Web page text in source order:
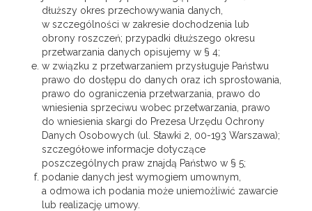
dłuższy okres przechowywania danych,
w szczególności w zakresie dochodzenia lub
obrony roszczeń; przypadki dłuższego okresu
przetwarzania danych opisujemy w § 4;
w związku z przetwarzaniem przysługuje Państwu
prawo do dostępu do danych oraz ich sprostowania,
prawo do ograniczenia przetwarzania, prawo do
wniesienia sprzeciwu wobec przetwarzania, prawo
do wniesienia skargi do Prezesa Urzędu Ochrony
Danych Osobowych (ul. Stawki 2, 00-193 Warszawa);
szczegółowe informacje dotyczące
poszczególnych praw znajdą Państwo w § 5;
podanie danych jest wymogiem umownym,
a odmowa ich podania może uniemożliwić zawarcie
lub realizację umowy.